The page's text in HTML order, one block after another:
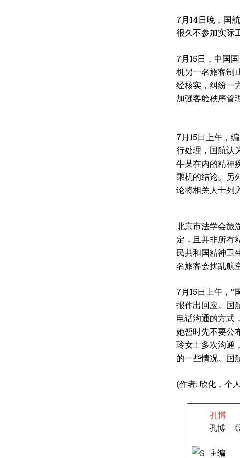
7月14日晚，国
很久不参加实际
7月15日，中国
机另一名旅客制
经核实，纠纷一
加强客舱秩序管
7月15日上午，
行处理，国航认
牛某在内的精神
乘机的结论。另
论将相关人士列
北京市法学会旅
定，且并非所有
民共和国精神卫
名旅客会扰乱航
7月15日上午，“
报作出回应。国
电话沟通的方式
她暂时先不要公
玲女士多次沟通
的一些情况。国
(作者: 欣化，个
孔博
孔博 |《
主编